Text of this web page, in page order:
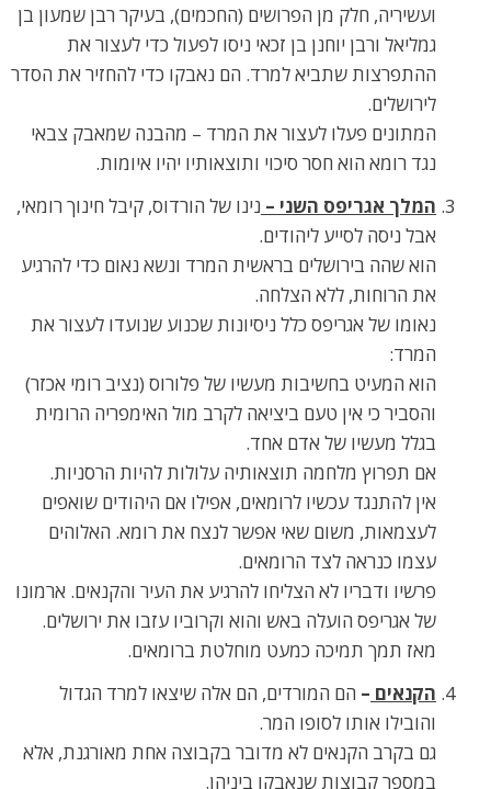
ועשיריה, חלק מן הפרושים (החכמים), בעיקר רבן שמעון בן
גמליאל ורבן יוחנן בן זכאי ניסו לפעול כדי לעצור את
ההתפרצות שתביא למרד. הם נאבקו כדי להחזיר את הסדר
לירושלים.
המתונים פעלו לעצור את המרד – מהבנה שמאבק צבאי
נגד רומא הוא חסר סיכוי ותוצאותיו יהיו איומות.
המלך אגריפס השני – נינו של הורדוס, קיבל חינוך רומאי,
אבל ניסה לסייע ליהודים.
הוא שהה בירושלים בראשית המרד ונשא נאום כדי להרגיע
את הרוחות, ללא הצלחה.
נאומו של אגריפס כלל ניסיונות שכנוע שנועדו לעצור את
המרד:
הוא המעיט בחשיבות מעשיו של פלורוס (נציב רומי אכזר)
והסביר כי אין טעם ביציאה לקרב מול האימפריה הרומית
בגלל מעשיו של אדם אחד.
אם תפרוץ מלחמה תוצאותיה עלולות להיות הרסניות.
אין להתנגד עכשיו לרומאים, אפילו אם היהודים שואפים
לעצמאות, משום שאי אפשר לנצח את רומא. האלוהים
עצמו כנראה לצד הרומאים.
פרשיו ודבריו לא הצליחו להרגיע את העיר והקנאים. ארמונו
של אגריפס הועלה באש והוא וקרוביו עזבו את ירושלים.
מאז תמך תמיכה כמעט מוחלטת ברומאים.
הקנאים – הם המורדים, הם אלה שיצאו למרד הגדול
והובילו אותו לסופו המר.
גם בקרב הקנאים לא מדובר בקבוצה אחת מאורגנת, אלא
במספר קבוצות שנאבקו ביניהן.